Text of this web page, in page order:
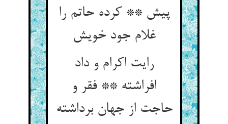
پیش ** کرده حاتم را
غلام جود خویش‌‌
رایت اکرام و داد
افراشته ** فقر و
حاجت از جهان برداشته‌‌